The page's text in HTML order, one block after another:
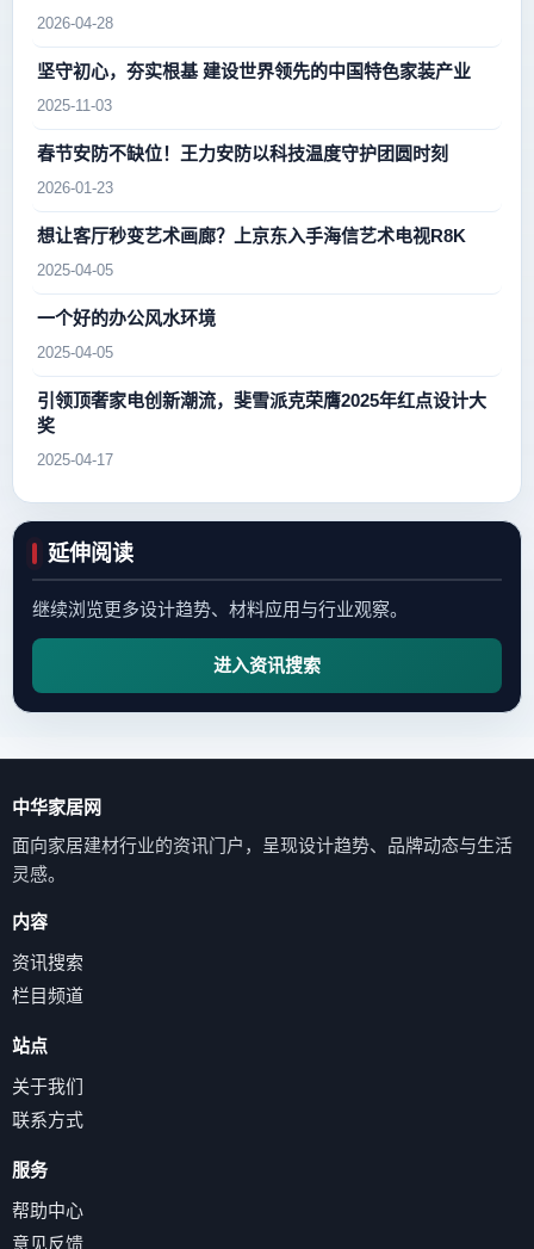
2026-04-28
坚守初心，夯实根基 建设世界领先的中国特色家装产业
2025-11-03
春节安防不缺位！王力安防以科技温度守护团圆时刻
2026-01-23
想让客厅秒变艺术画廊？上京东入手海信艺术电视R8K
2025-04-05
一个好的办公风水环境
2025-04-05
引领顶奢家电创新潮流，斐雪派克荣膺2025年红点设计大
奖
2025-04-17
延伸阅读
继续浏览更多设计趋势、材料应用与行业观察。
进入资讯搜索
中华家居网
面向家居建材行业的资讯门户，呈现设计趋势、品牌动态与生活
灵感。
内容
资讯搜索
栏目频道
站点
关于我们
联系方式
服务
帮助中心
意见反馈